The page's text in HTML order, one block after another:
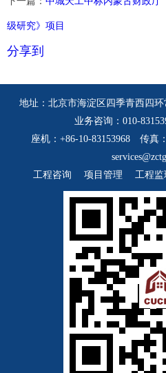
级研究》项目
分享到
地址：北京市海淀区四季青西四
业务咨询：010-
座机：+86-10-83153968 传真
工程咨询
项目管理 工程监